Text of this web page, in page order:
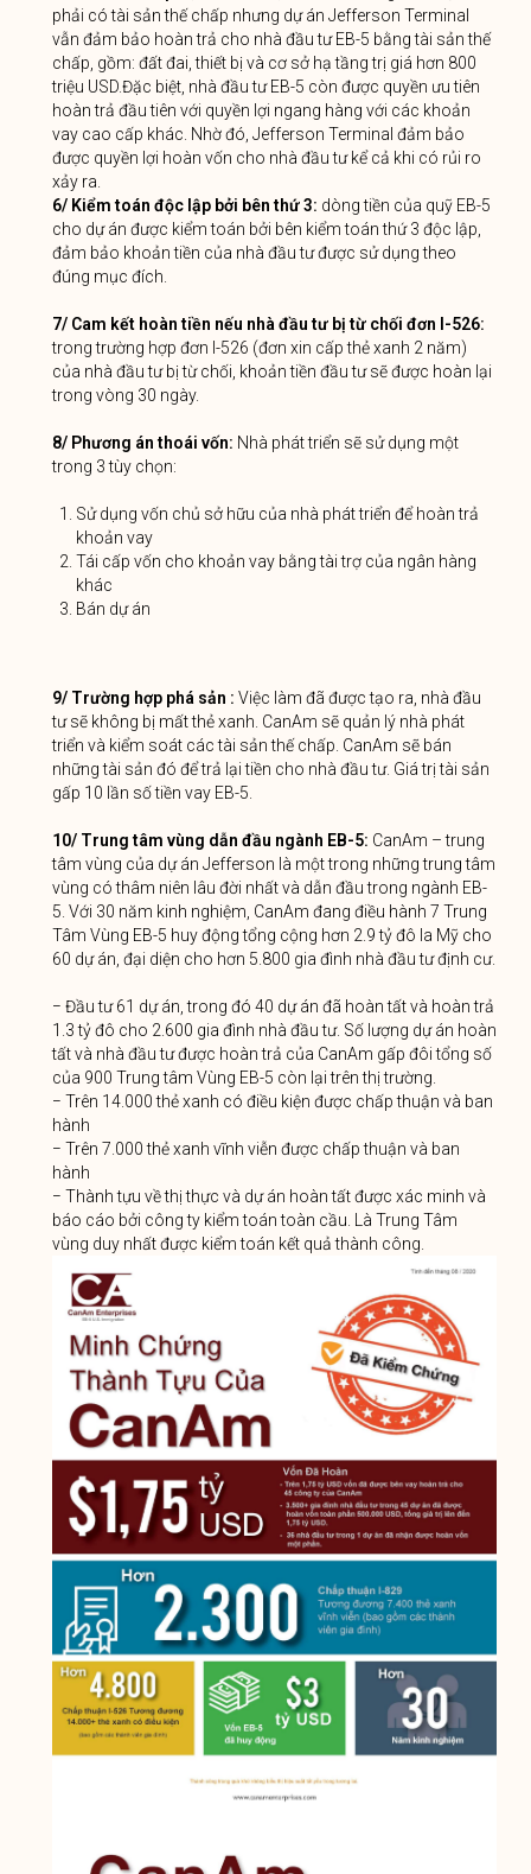
phải có tài sản thế chấp nhưng dự án Jefferson Terminal
vẫn đảm bảo hoàn trả cho nhà đầu tư EB-5 bằng tài sản thế
chấp, gồm: đất đai, thiết bị và cơ sở hạ tầng trị giá hơn 800
triệu USD.Đặc biệt, nhà đầu tư EB-5 còn được quyền ưu tiên
hoàn trả đầu tiên với quyền lợi ngang hàng với các khoản
vay cao cấp khác. Nhờ đó, Jefferson Terminal đảm bảo
được quyền lợi hoàn vốn cho nhà đầu tư kể cả khi có rủi ro
xảy ra.
6/ Kiểm toán độc lập bởi bên thứ 3: dòng tiền của quỹ EB-5
cho dự án được kiểm toán bởi bên kiểm toán thứ 3 độc lập,
đảm bảo khoản tiền của nhà đầu tư được sử dụng theo
đúng mục đích.
7/ Cam kết hoàn tiền nếu nhà đầu tư bị từ chối đơn I-526:
trong trường hợp đơn I-526 (đơn xin cấp thẻ xanh 2 năm)
của nhà đầu tư bị từ chối, khoản tiền đầu tư sẽ được hoàn lại
trong vòng 30 ngày.
8/ Phương án thoái vốn: Nhà phát triển sẽ sử dụng một
trong 3 tùy chọn:
Sử dụng vốn chủ sở hữu của nhà phát triển để hoàn trả
khoản vay
Tái cấp vốn cho khoản vay bằng tài trợ của ngân hàng
khác
Bán dự án
9/ Trường hợp phá sản : Việc làm đã được tạo ra, nhà đầu
tư sẽ không bị mất thẻ xanh. CanAm sẽ quản lý nhà phát
triển và kiểm soát các tài sản thế chấp. CanAm sẽ bán
những tài sản đó để trả lại tiền cho nhà đầu tư. Giá trị tài sản
gấp 10 lần số tiền vay EB-5.
10/ Trung tâm vùng dẫn đầu ngành EB-5: CanAm – trung
tâm vùng của dự án Jefferson là một trong những trung tâm
vùng có thâm niên lâu đời nhất và dẫn đầu trong ngành EB-
5. Với 30 năm kinh nghiệm, CanAm đang điều hành 7 Trung
Tâm Vùng EB-5 huy động tổng cộng hơn 2.9 tỷ đô la Mỹ cho
60 dự án, đại diện cho hơn 5.800 gia đình nhà đầu tư định cư.
− Đầu tư 61 dự án, trong đó 40 dự án đã hoàn tất và hoàn trả
1.3 tỷ đô cho 2.600 gia đình nhà đầu tư. Số lượng dự án hoàn
tất và nhà đầu tư được hoàn trả của CanAm gấp đôi tổng số
của 900 Trung tâm Vùng EB-5 còn lại trên thị trường.
− Trên 14.000 thẻ xanh có điều kiện được chấp thuận và ban
hành
− Trên 7.000 thẻ xanh vĩnh viễn được chấp thuận và ban
hành
− Thành tựu về thị thực và dự án hoàn tất được xác minh và
báo cáo bởi công ty kiểm toán toàn cầu. Là Trung Tâm
vùng duy nhất được kiểm toán kết quả thành công.